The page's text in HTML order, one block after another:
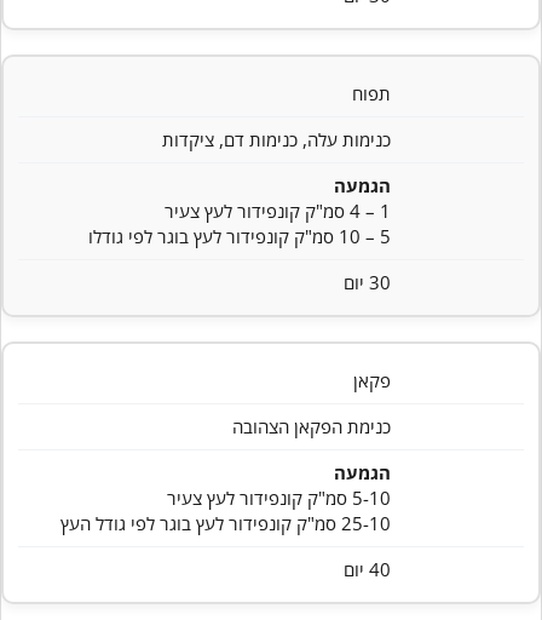
תפוח
כנימות עלה, כנימות דם, ציקדות
הגמעה
1 – 4 סמ"ק קונפידור לעץ צעיר
5 – 10 סמ"ק קונפידור לעץ בוגר לפי גודלו
30 יום
פקאן
כנימת הפקאן הצהובה
הגמעה
5-10 סמ"ק קונפידור לעץ צעיר
25-10 סמ"ק קונפידור לעץ בוגר לפי גודל העץ
40 יום